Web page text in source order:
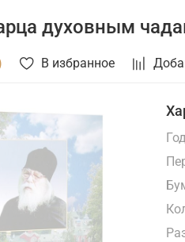
духовным
В избранное